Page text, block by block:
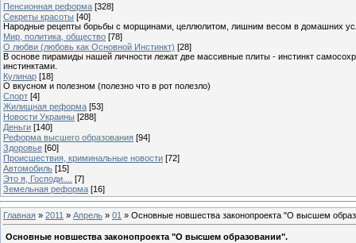
Пенсионная реформа [328]
Секреты красоты [40]
Народные рецепты борьбы с морщинами, целлюлитом, лишним весом в домашних
Мир, политика, общество [78]
О любви (любовь как Основной Инстинкт) [28]
В основе пирамиды нашей личности лежат две массивные плиты - инстинкт
инстинктами.
Кулинар [18]
О вкусном и полезном (полезно что в рот полезло)
Спорт [4]
Жилищная реформа [53]
Новости Украины [288]
Деньги [140]
Реформа высшего образования [94]
Здоровье [60]
Происшествия, криминальные новости [72]
Автомобиль [15]
Это я, Господи....
[7]
Земельная реформа [16]
Главная » 2011 » Апрель » 01 » Основные новшества законопроекта "О высшем
Основные новшества законопроекта "О высшем образовании".